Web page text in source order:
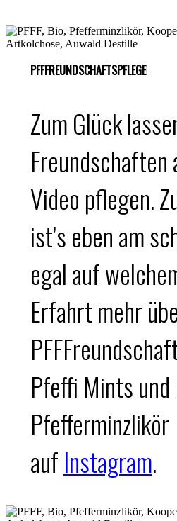
PFFFREUNDSCHAFTSPFLEGE!
Zum Glück
Freundschaften
Video pflegen.
ist’s eben am
egal auf
Erfahrt mehr
Pfeffi Mints und
Pfefferminzlikör
auf Instagram.